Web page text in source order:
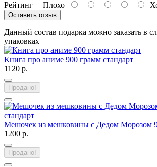
Рейтинг Плохо
Оставить отзыв
Данный состав подарка можно заказать в
упаковках
Книга про аниме 900 грамм стандарт
1120 р.
Продано!
Мешочек из мешковины с Дедом Морозом
1200 р.
Продано!